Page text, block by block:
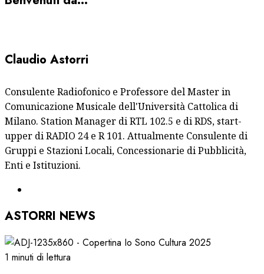
Claudio Astorri
Consulente Radiofonico e Professore del Master in
Comunicazione Musicale dell'Università Cattolica di
Milano. Station Manager di RTL 102.5 e di RDS, start-
upper di RADIO 24 e R 101. Attualmente Consulente di
Gruppi e Stazioni Locali, Concessionarie di Pubblicità,
Enti e Istituzioni.
ASTORRI NEWS
1 minuti di lettura